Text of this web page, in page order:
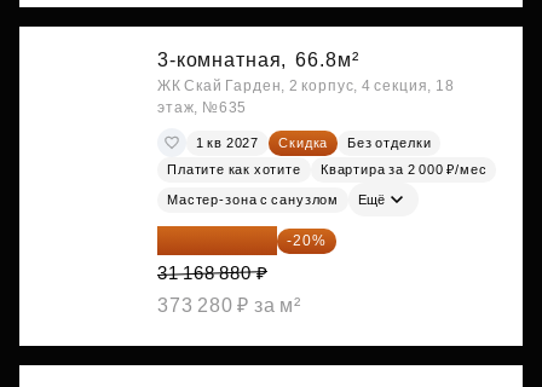
3-комнатная, 66.8м²
ЖК Скай Гарден, 2 корпус, 4 секция, 18
этаж, №635
1 кв 2027 Скидка
Без отделки
Платите как хотите
Квартира за 2 000 ₽/мес
Мастер-зона с санузлом Ещё
24 935 104 ₽ -20%
31 168 880 ₽
373 280 ₽ за м²